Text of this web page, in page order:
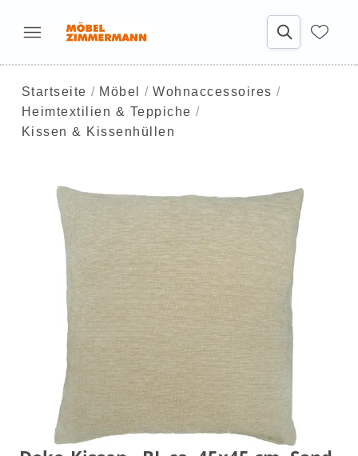
Startseite Möbel
Wohnaccessoires
Heimtextilien & Teppiche
Kissen & Kissenhüllen